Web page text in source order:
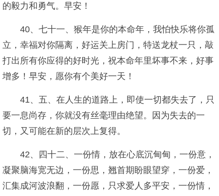
的毅力和勇气。早安！
40、七十一、猴年是你的本命年，我怕快乐将你孤
立，幸福对你隔离，好运关上房门，特送龙杖一只，敲
打出所有你应得的好时光，祝本命年里坏事不来，好事
增多！早安，愿你有个美好一天！
41、五、在人生的道路上，即使一切都失去了，只
要一息尚存，你就没有丝毫理由绝望。因为失去的一
切，又可能在新的层次上复得。
42、四十二、一份情，放在心底沉甸甸，一份意，
凝聚脑海宽无边，一份思，翘首期盼眼望穿，一份爱，
汇集成河波浪翻，一份愿，只求爱人多平安，一份情，